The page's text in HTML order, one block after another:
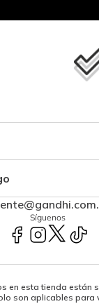
Síguenos
en esta tienda están
son aplicables para